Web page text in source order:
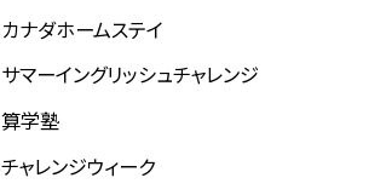
カナダホームステイ
サマーイングリッシュチャレンジ
算学塾
チャレンジウィーク